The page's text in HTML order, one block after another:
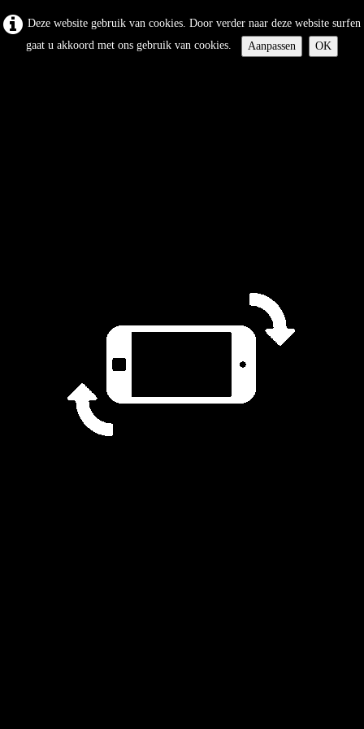
Deze website gebruik van cookies. Door verder naar deze website surfen
gaat u akkoord met ons gebruik van cookies.
Aanpassen OK